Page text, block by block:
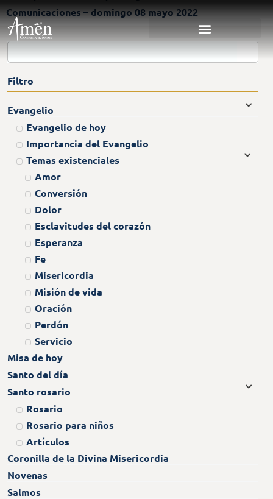
Comunicaciones – domingo 08 mayo 2022
Filtro
Evangelio
Evangelio de hoy
Importancia del Evangelio
Temas existenciales
Amor
Conversión
Dolor
Esclavitudes del corazón
Esperanza
Fe
Misericordia
Misión de vida
Oración
Perdón
Servicio
Misa de hoy
Santo del día
Santo rosario
Rosario
Rosario para niños
Artículos
Coronilla de la Divina Misericordia
Novenas
Salmos